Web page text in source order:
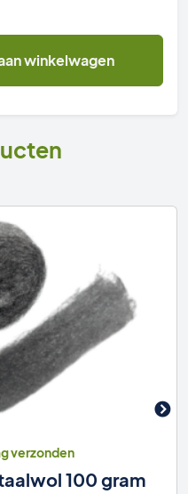
winkelwagen
verzonden
100 gram